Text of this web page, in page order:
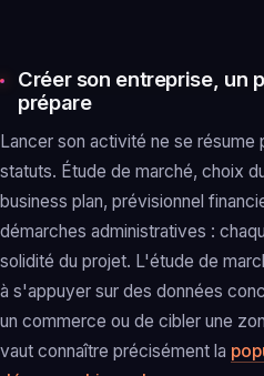
Créer son entreprise, un
prépare
Lancer son activité ne se résume
statuts. Étude de marché, choix
business plan, prévisionnel
démarches administratives :
solidité du projet. L'étude de
à s'appuyer sur des données
un commerce ou de cibler une
vaut connaître précisément la